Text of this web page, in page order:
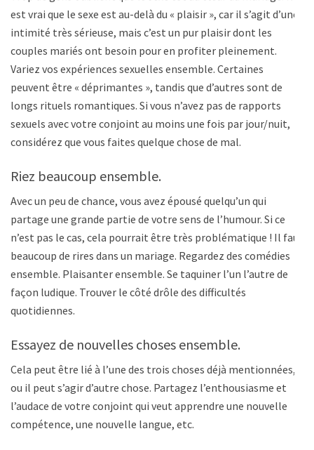
est vrai que le sexe est au-delà du « plaisir », car il s’agit d’une
intimité très sérieuse, mais c’est un pur plaisir dont les
couples mariés ont besoin pour en profiter pleinement.
Variez vos expériences sexuelles ensemble. Certaines
peuvent être « déprimantes », tandis que d’autres sont de
longs rituels romantiques. Si vous n’avez pas de rapports
sexuels avec votre conjoint au moins une fois par jour/nuit,
considérez que vous faites quelque chose de mal.
Riez beaucoup ensemble.
Avec un peu de chance, vous avez épousé quelqu’un qui
partage une grande partie de votre sens de l’humour. Si ce
n’est pas le cas, cela pourrait être très problématique ! Il faut
beaucoup de rires dans un mariage. Regardez des comédies
ensemble. Plaisanter ensemble. Se taquiner l’un l’autre de
façon ludique. Trouver le côté drôle des difficultés
quotidiennes.
Essayez de nouvelles choses ensemble.
Cela peut être lié à l’une des trois choses déjà mentionnées,
ou il peut s’agir d’autre chose. Partagez l’enthousiasme et
l’audace de votre conjoint qui veut apprendre une nouvelle
compétence, une nouvelle langue, etc.